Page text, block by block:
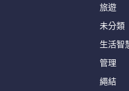
旅遊
未分類
生活智
管理
繩結